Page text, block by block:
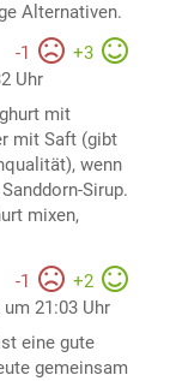
Alternativen.
-1 +3
Uhr
mit
mit Saft (gibt
wenn
Sirup.
mixen,
-1 +2
21:03 Uhr
eine gute
gemeinsam